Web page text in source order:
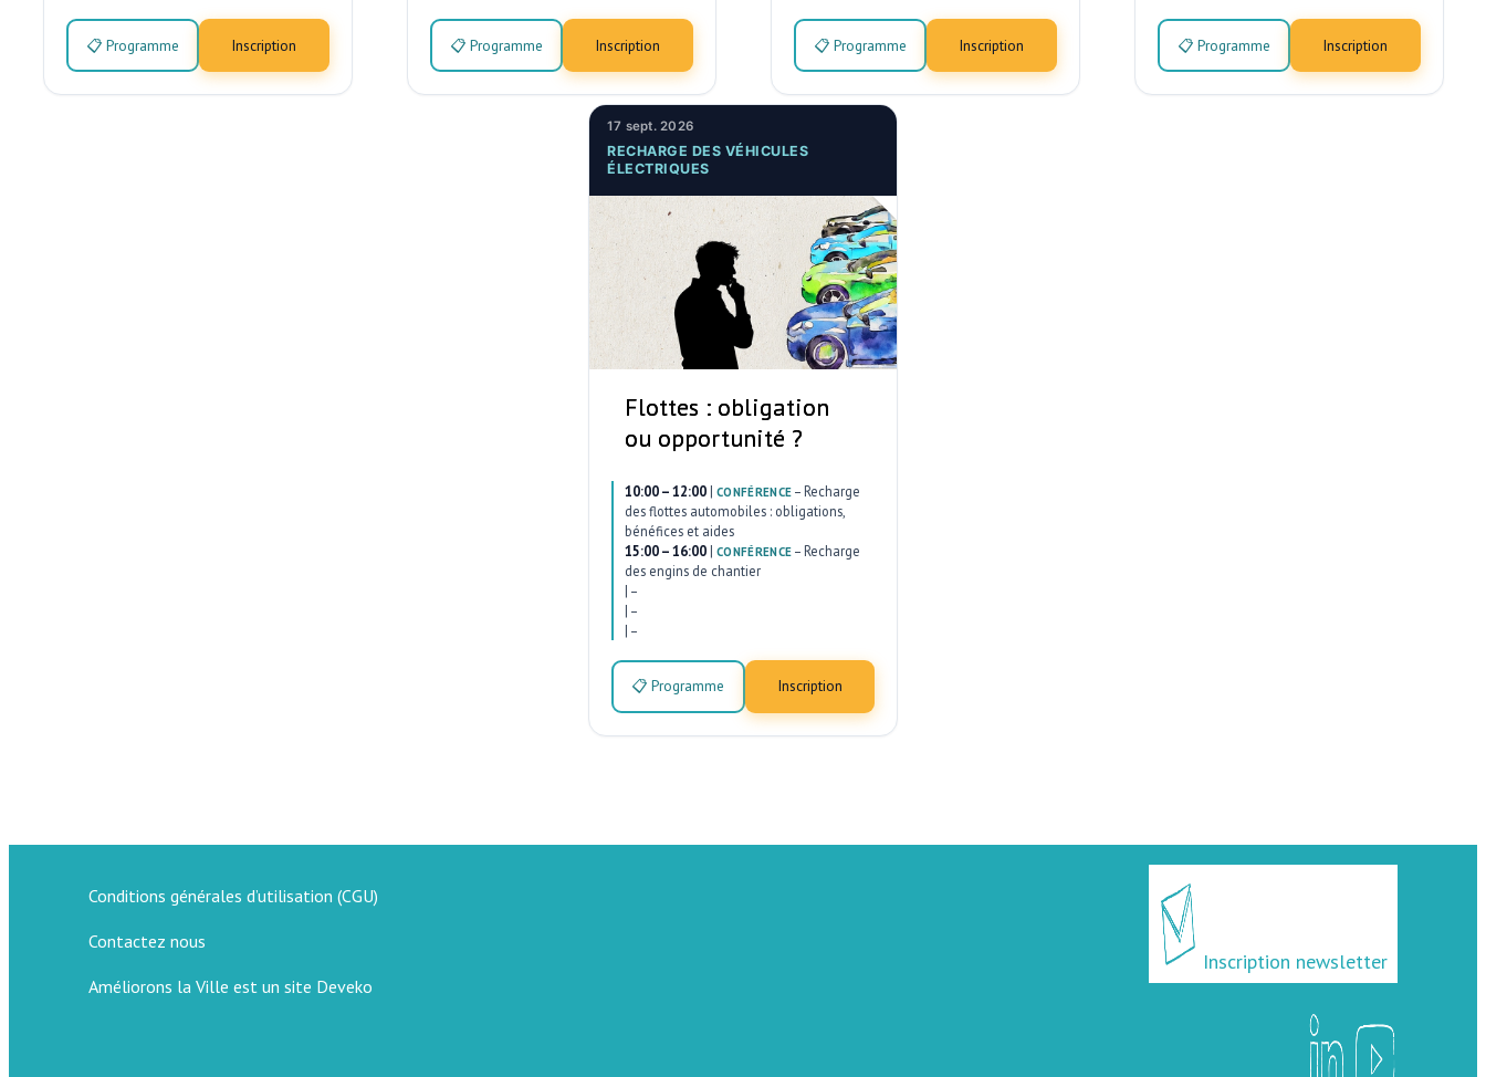
📋 Programme Inscription 📋 Programme Inscription 📋 Programme Inscription 📋 Programme Inscription
17 sept. 2026
RECHARGE DES VÉHICULES
ÉLECTRIQUES
Flottes : obligation
ou opportunité ?
10:00 – 12:00 | CONFÉRENCE – Recharge
des flottes automobiles : obligations,
bénéfices et aides
15:00 – 16:00 | CONFÉRENCE – Recharge
des engins de chantier
| –
| –
| –
📋 Programme Inscription
Conditions générales d’utilisation (CGU)
Contactez nous
Améliorons la Ville est un site Deveko
Inscription newsletter